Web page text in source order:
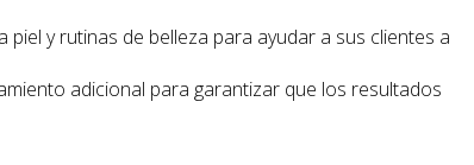
y rutinas de belleza para ayudar a sus clientes a
adicional para garantizar que los resultados